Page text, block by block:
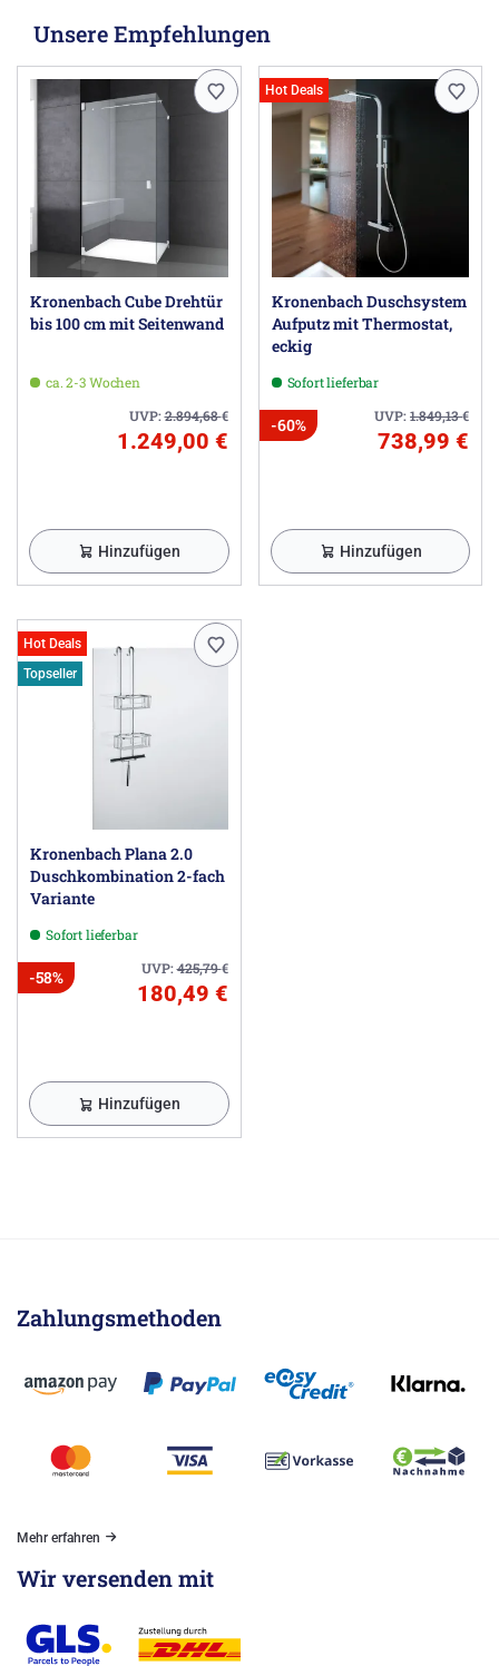
Unsere Empfehlungen
Kronenbach Cube Drehtür
bis 100 cm mit Seitenwand
ca. 2-3 Wochen
UVP:2.894,68€
1.249,00 €
Hinzufügen
Hot Deals
Kronenbach Duschsystem
Aufputz mit Thermostat,
eckig
Sofort lieferbar
UVP:1.849,13€
-60%
738,99 €
Hinzufügen
Hot Deals
Topseller
Kronenbach Plana 2.0
Duschkombination 2-fach
Variante
Sofort lieferbar
UVP:425,79€
-58%
180,49 €
Hinzufügen
Zahlungsmethoden
Mehr erfahren
Wir versenden mit